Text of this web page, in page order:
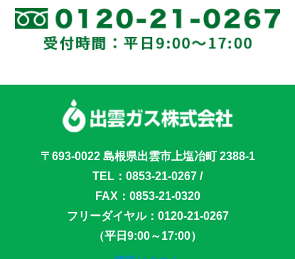
〒693-0022 島根県出雲市上塩冶町 2388-1
TEL： 0853-21-0267 /
FAX：0853-21-0320
フリーダイヤル： 0120-21-0267
（平日9:00～17:00）